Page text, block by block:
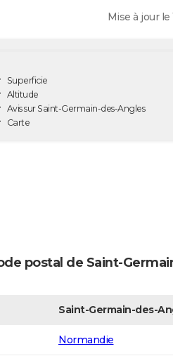
Mise à jour
Superficie
Altitude
Avis sur Saint-Germain-des-Angles
Carte
postal de Saint-
Saint-Germain-des-
Normandie